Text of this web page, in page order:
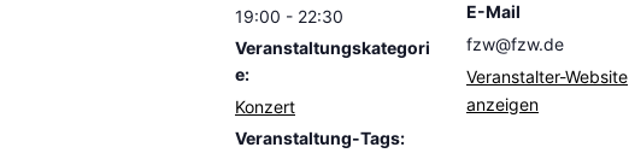
19:00 - 22:30
Veranstaltungskategori
e:
Konzert
Veranstaltung-Tags:
E-Mail
fzw@fzw.de
Veranstalter-Website
anzeigen